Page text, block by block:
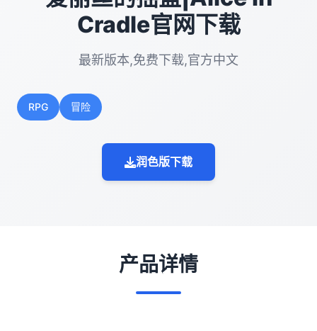
Cradle官网下载
最新版本,免费下载,官方中文
RPG 冒险
润色版下载
产品详情